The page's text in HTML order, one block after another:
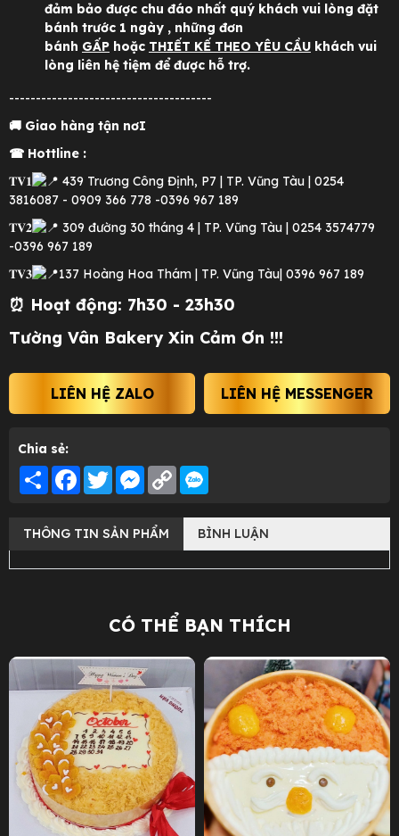
đảm bảo được chu đáo nhất quý khách vui lòng đặt
bánh trước 1 ngày , những đơn
bánh GẤP hoặc THIẾT KẾ THEO YÊU CẦU khách vui
lòng liên hệ tiệm để được hỗ trợ.
--------------------------------------
🚚 Giao hàng tận nơI
☎ Hottline :
𝐓𝐕𝟏
439 Trương Công Định, P7 | TP. Vũng Tàu | 0254
3816087 - 0909 366 778 -0396 967 189
𝐓𝐕𝟐
309 đường 30 tháng 4 | TP. Vũng Tàu | 0254 3574779
-0396 967 189
𝐓𝐕𝟑
137 Hoàng Hoa Thám | TP. Vũng Tàu| 0396 967 189
⏰ Hoạt động: 7h30 - 23h30
Tường Vân Bakery Xin Cảm Ơn !!!
LIÊN HỆ ZALO LIÊN HỆ MESSENGER
Chia sẻ:
Share Facebook
TwitterMessenger
Copy
Link
THÔNG TIN SẢN PHẨM BÌNH LUẬN
CÓ THỂ BẠN THÍCH